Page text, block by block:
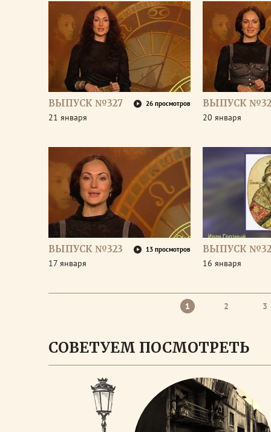
ВЫПУСК №327 26 просмотров
21 января
ВЫПУСК
20 января
ВЫПУСК №323 13 просмотров
17 января
ВЫПУСК
16 января
1 2 3
СОВЕТУЕМ ПОСМОТРЕТЬ